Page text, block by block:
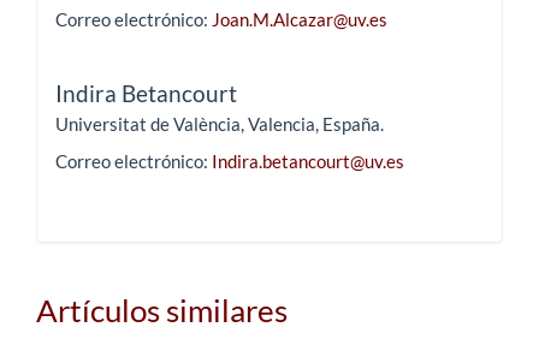
Correo electrónico: Joan.M.Alcazar@uv.es
Indira Betancourt
Universitat de València, Valencia, España.
Correo electrónico: Indira.betancourt@uv.es
Artículos similares